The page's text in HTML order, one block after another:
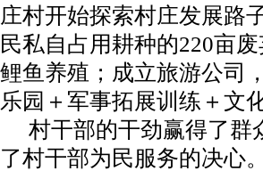
庄村开始探索村庄发展路
民私自占用耕种的220亩
鲤鱼养殖；成立旅游公司
乐园＋军事拓展训练＋文
村干部的干劲赢得了群
了村干部为民服务的决心